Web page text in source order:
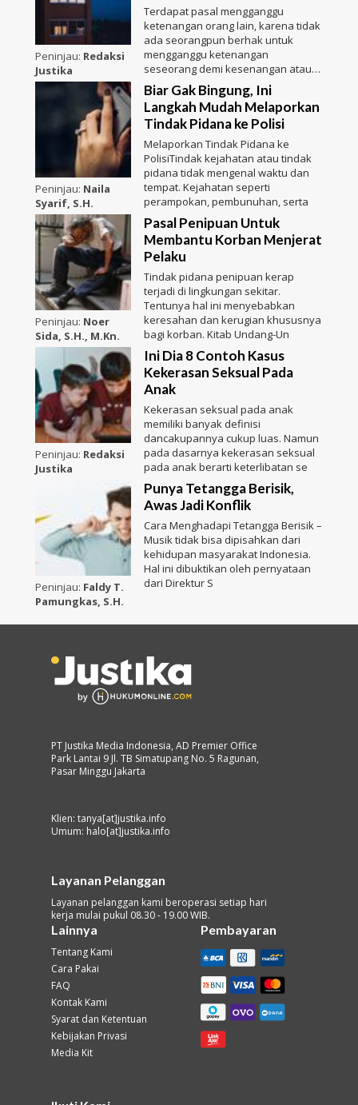
Peninjau: Redaksi
Justika
Terdapat pasal mengganggu
ketenangan orang lain, karena tidak
ada seorangpun berhak untuk
mengganggu ketenangan
seseorang demi kesenangan atau
kepenti
Peninjau: Naila
Syarif, S.H.
Biar Gak Bingung, Ini
Langkah Mudah Melaporkan
Tindak Pidana ke Polisi
Melaporkan Tindak Pidana ke
PolisiTindak kejahatan atau tindak
pidana tidak mengenal waktu dan
tempat. Kejahatan seperti
perampokan, pembunuhan, serta
Peninjau: Noer
Sida, S.H., M.Kn.
Pasal Penipuan Untuk
Membantu Korban Menjerat
Pelaku
Tindak pidana penipuan kerap
terjadi di lingkungan sekitar.
Tentunya hal ini menyebabkan
keresahan dan kerugian khususnya
bagi korban. Kitab Undang-Un
Peninjau: Redaksi
Justika
Ini Dia 8 Contoh Kasus
Kekerasan Seksual Pada
Anak
Kekerasan seksual pada anak
memiliki banyak definisi
dancakupannya cukup luas. Namun
pada dasarnya kekerasan seksual
pada anak berarti keterlibatan se
Peninjau: Faldy T.
Pamungkas, S.H.
Punya Tetangga Berisik,
Awas Jadi Konflik
Cara Menghadapi Tetangga Berisik –
Musik tidak bisa dipisahkan dari
kehidupan masyarakat Indonesia.
Hal ini dibuktikan oleh pernyataan
dari Direktur S
PT Justika Media Indonesia, AD Premier Office
Park Lantai 9 Jl. TB Simatupang No. 5 Ragunan,
Pasar Minggu Jakarta
Klien: tanya[at]justika.info
Umum: halo[at]justika.info
Layanan Pelanggan
Layanan pelanggan kami beroperasi setiap hari
kerja mulai pukul 08.30 - 19.00 WIB.
Lainnya
Tentang Kami
Cara Pakai
FAQ
Kontak Kami
Syarat dan Ketentuan
Kebijakan Privasi
Media Kit
Pembayaran